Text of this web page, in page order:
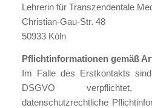
Lehrerin für Transzendentale
Christian-Gau-Str. 48
50933 Köln
Pflichtinformationen gemäß
Im Falle des Erstkontakts
DSGVO
datenschutzrechtliche